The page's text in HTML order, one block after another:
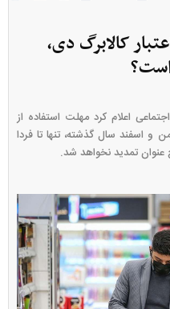
کالابرگ دی،
اعلام کرد مهلت استفاده از
و اسفند سال گذشته، تنها تا فردا